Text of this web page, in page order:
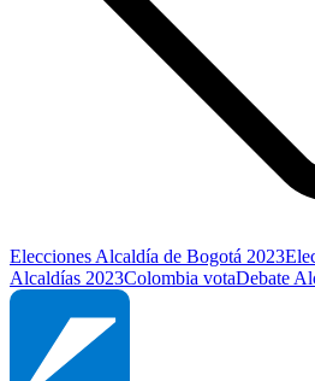
Elecciones Alcaldía de Bogotá 2023
Alcaldías 2023Colombia votaDebate